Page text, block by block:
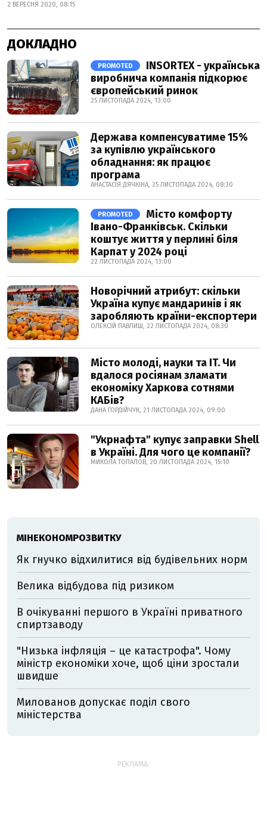
2 ВЕРЕСНЯ 2020, 08:15
ДОКЛАДНО
PROMOTED
INSORTEX - українська
виробнича компанія підкорює
європейський ринок
25 ЛИСТОПАДА 2024, 13:00
Держава компенсуватиме 15%
за купівлю українського
обладнання: як працює
програма
АНАСТАСІЯ ДЯЧКІНА, 25 ЛИСТОПАДА 2024, 08:30
PROMOTED
Місто комфорту
Івано-Франківськ. Скільки
коштує життя у перлині біля
Карпат у 2024 році
22 ЛИСТОПАДА 2024, 13:00
Новорічний атрибут: скільки
Україна купує мандаринів і як
заробляють країни-експортери
ОЛЕКСІЙ ПАВЛИШ, 22 ЛИСТОПАДА 2024, 08:30
Місто молоді, науки та IT. Чи
вдалося росіянам зламати
економіку Харкова сотнями
КАБів?
ДАНА ГОРДІЙЧУК, 21 ЛИСТОПАДА 2024, 09:00
"Укрнафта" купує заправки Shell
в Україні. Для чого це компанії?
МИКОЛА ТОПАЛОВ, 20 ЛИСТОПАДА 2024, 15:10
МІНЕКОНОМРОЗВИТКУ
Як гнучко відхилитися від будівельних норм
Велика відбудова під ризиком
В очікуванні першого в Україні приватного
спиртзаводу
"Низька інфляція – це катастрофа". Чому
міністр економіки хоче, щоб ціни зростали
швидше
Милованов допускає поділ свого
міністерства
РЕКЛАМА: